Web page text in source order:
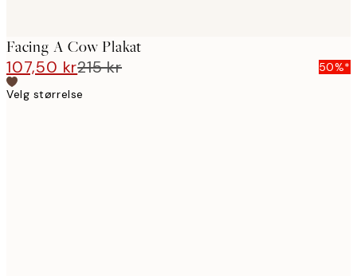
Facing A Cow Plakat
107,50 kr215 kr
50%*
Velg størrelse